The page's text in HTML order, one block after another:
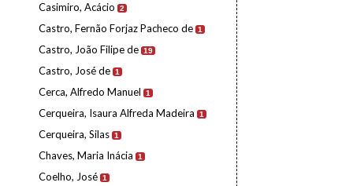
Casimiro, Acácio 2
Castro, Fernão Forjaz Pacheco de 1
Castro, João Filipe de 19
Castro, José de 1
Cerca, Alfredo Manuel 1
Cerqueira, Isaura Alfreda Madeira 1
Cerqueira, Silas 1
Chaves, Maria Inácia 1
Coelho, José 1